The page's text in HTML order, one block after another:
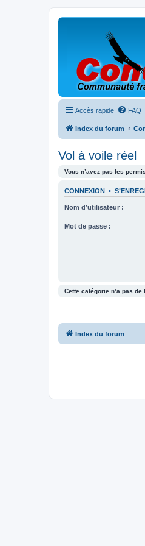
Accès rapide FAQ
Index du forum
Vol à voile réel
Vous n’avez pas les
CONNEXION •
Nom d’utilisateur :
Mot de passe :
Cette catégorie n’a pas de
Index du forum